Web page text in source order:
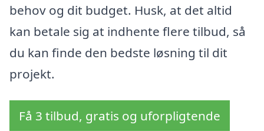
behov og dit budget. Husk, at det altid
kan betale sig at indhente flere tilbud, så
du kan finde den bedste løsning til dit
projekt.
Få 3 tilbud, gratis og uforpligtende